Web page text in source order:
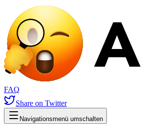
FAQ
Share on Twitter
Navigationsmenü umschalten